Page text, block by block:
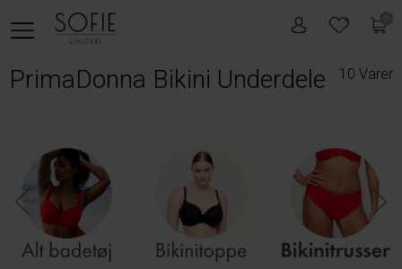
PrimaDonna Bikini Underdele 10 Varer